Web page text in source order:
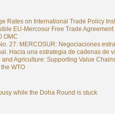
Rates on International Trade Policy
EU-Mercosur Free Trade Agreement
OMC
27: MERCOSUR: Negociaciones
Hacia una estrategia de cadenas de
and Agriculture: Supporting Value
WTO
while the Doha Round is stuck